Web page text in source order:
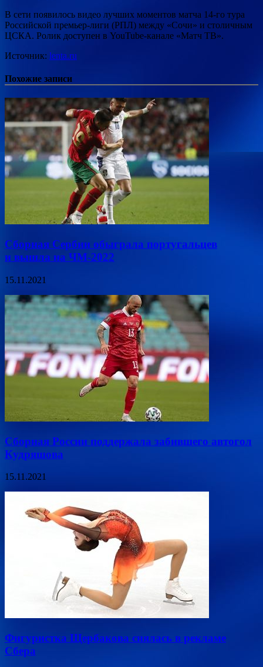
В сети появилось видео лучших моментов матча 14-го тура
Российской премьер-лиги (РПЛ) между «Сочи» и столичным
ЦСКА. Ролик доступен в YouTube-канале «Матч ТВ».
Источник: lenta.ru
Похожие записи
Сборная Сербии обыграла португальцев
и вышла на ЧМ-2022
15.11.2021
Сборная России поддержала забившего автогол
Кудряшова
15.11.2021
Фигуристка Щербакова снялась в рекламе
Сбера